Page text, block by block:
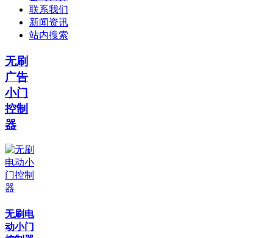
联系我们
新闻资讯
站内搜索
无刷
广告
小门
控制
器
无刷电
动小门